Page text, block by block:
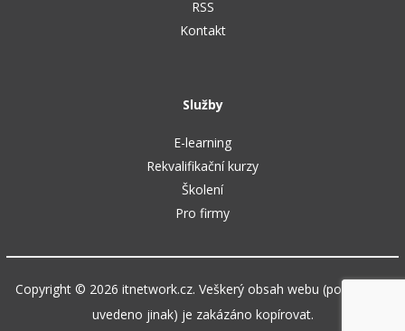
RSS
Kontakt
Služby
E-learning
Rekvalifikační kurzy
Školení
Pro firmy
Copyright © 2026 itnetwork.cz. Veškerý obsah webu (pokud není
uvedeno jinak) je zakázáno kopírovat.